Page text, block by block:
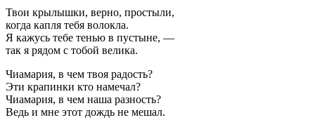
Твои крылышки, верно, простыли,
когда капля тебя волокла.
Я кажусь тебе тенью в пустыне, —
так я рядом с тобой велика.
Чиамария, в чем твоя радость?
Эти крапинки кто намечал?
Чиамария, в чем наша разность?
Ведь и мне этот дождь не мешал.